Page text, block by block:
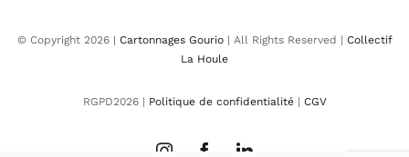
© Copyright 2026 | Cartonnages Gourio| All Rights Reserved | Collectif
La Houle
RGPD2026 | Politique de confidentialité| CGV